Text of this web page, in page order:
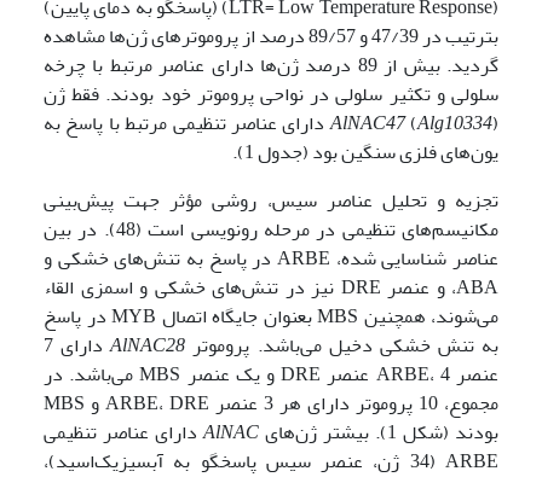
بترتیب در 47/39 و 89/57 درصد از پروموترهای ژن‌ها مشاهده
گردید. بیش از 89 درصد ژن‌ها دارای عناصر مرتبط با چرخه
سلولی و تکثیر سلولی در نواحی پروموتر خود بودند. فقط ژن
(
Alg10334
)
AlNAC47دارای عناصر تنظیمی مرتبط با پاسخ به
یون‌های فلزی سنگین بود (جدول 1).
تجزیه و تحلیل عناصر سیس، روشی مؤثر جهت پیش‌بینی
مکانیسم‌های تنظیمی در مرحله رونویسی است (48). در بین
عناصر شناسایی شده، ARBE در پاسخ به تنش‌های خشکی و
ABA، و عنصر DRE نیز در تنش‌های خشکی و اسمزی القاء
می‌شوند، همچنین MBS بعنوان جایگاه اتصال MYB در پاسخ
به تنش خشکی دخیل می‌باشد. پروموتر AlNAC28
دارای 7
عنصر ARBE، 4 عنصر DRE و یک عنصر MBS می‌باشد. در
مجموع، 10 پروموتر دارای هر 3 عنصر ARBE، DRE و MBS
بودند (شکل 1). بیشتر ژن‌های
AlNACدارای عناصر تنظیمی
ARBE (34 ژن، عنصر سیس پاسخگو به آبسیزیک‌اسید)،